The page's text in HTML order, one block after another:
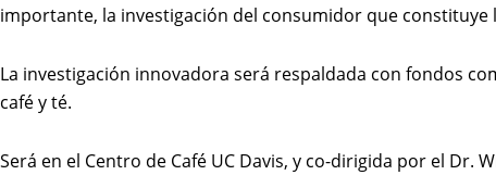
importante, la investigación del consumidor que
La investigación innovadora será respaldada con fondos
café y té.
Será en el Centro de Café UC Davis, y co-dirigida por el